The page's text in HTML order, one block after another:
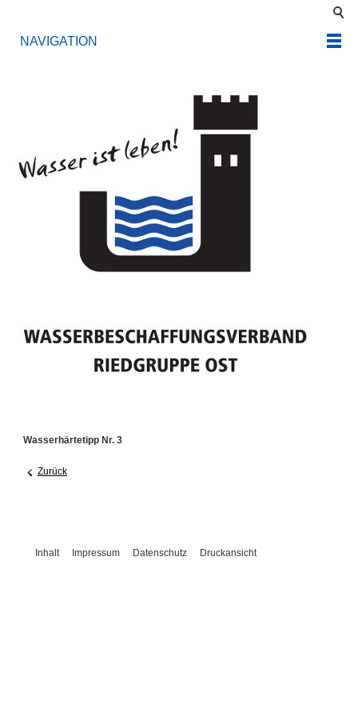
NAVIGATION
Wasserhärtetipp Nr. 3
Zurück
Inhalt Impressum Datenschutz Druckansicht